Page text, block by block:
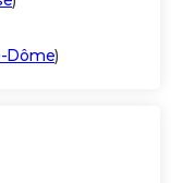
Dôme)